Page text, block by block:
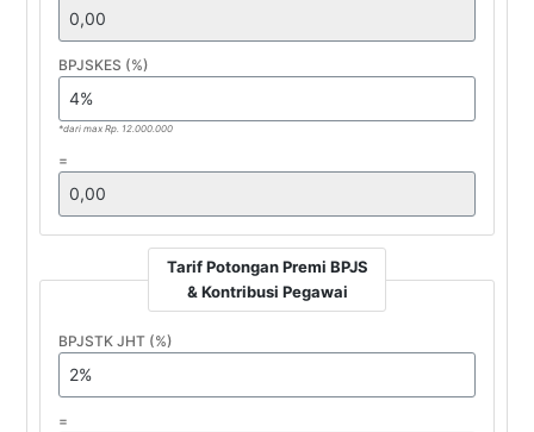
BPJSKES (%)
*dari max Rp. 12.000.000
=
Tarif Potongan Premi BPJS
& Kontribusi Pegawai
BPJSTK JHT (%)
=